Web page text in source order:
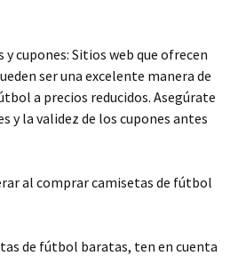
y cupones: Sitios web que ofrecen
ser una excelente manera de
a precios reducidos. Asegúrate
y la validez de los cupones antes
al comprar camisetas de fútbol
de fútbol baratas, ten en cuenta